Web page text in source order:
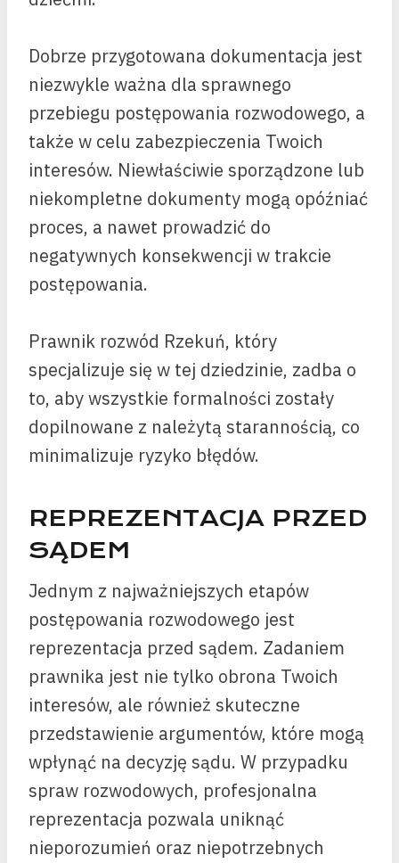
Dobrze przygotowana dokumentacja jest
niezwykle ważna dla sprawnego
przebiegu postępowania rozwodowego, a
także w celu zabezpieczenia Twoich
interesów. Niewłaściwie sporządzone lub
niekompletne dokumenty mogą opóźniać
proces, a nawet prowadzić do
negatywnych konsekwencji w trakcie
postępowania.
Prawnik rozwód Rzekuń, który
specjalizuje się w tej dziedzinie, zadba o
to, aby wszystkie formalności zostały
dopilnowane z należytą starannością, co
minimalizuje ryzyko błędów.
REPREZENTACJA PRZED
SĄDEM
Jednym z najważniejszych etapów
postępowania rozwodowego jest
reprezentacja przed sądem. Zadaniem
prawnika jest nie tylko obrona Twoich
interesów, ale również skuteczne
przedstawienie argumentów, które mogą
wpłynąć na decyzję sądu. W przypadku
spraw rozwodowych, profesjonalna
reprezentacja pozwala uniknąć
nieporozumień oraz niepotrzebnych